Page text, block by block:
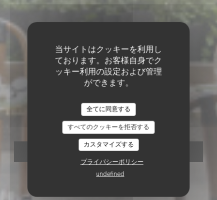
当サイトはクッキーを利用し
ております。お客様自身でク
ッキー利用の設定および管理
ができます。
全てに同意する
すべてのクッキーを拒否する
カスタマイズする
プライバシーポリシー
undefined
Calice
予約